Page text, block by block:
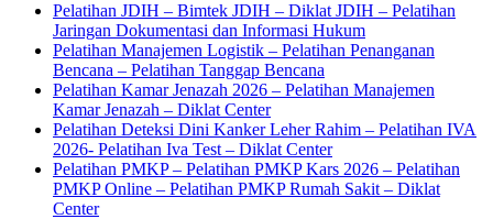
Pelatihan JDIH – Bimtek JDIH – Diklat JDIH – Pelatihan
Jaringan Dokumentasi dan Informasi Hukum
Pelatihan Manajemen Logistik – Pelatihan Penanganan
Bencana – Pelatihan Tanggap Bencana
Pelatihan Kamar Jenazah 2026 – Pelatihan Manajemen
Kamar Jenazah – Diklat Center
Pelatihan Deteksi Dini Kanker Leher Rahim – Pelatihan IVA
2026- Pelatihan Iva Test – Diklat Center
Pelatihan PMKP – Pelatihan PMKP Kars 2026 – Pelatihan
PMKP Online – Pelatihan PMKP Rumah Sakit – Diklat
Center